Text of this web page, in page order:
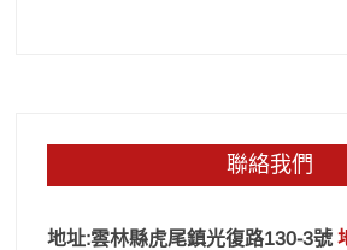
聯絡我們
地址:雲林縣虎尾鎮光復路130-3號